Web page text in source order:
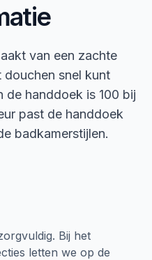
van een zachte
snel kunt
de handdoek is 100 bij
past de handdoek
badkamerstijlen.
Bij het
letten we op de